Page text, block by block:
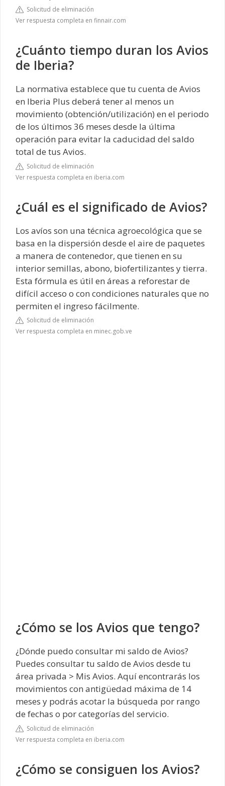
Solicitud de eliminación
Ver respuesta completa en finnair.com
¿Cuánto tiempo duran los Avios
de Iberia?
La normativa establece que tu cuenta de Avios
en Iberia Plus deberá tener al menos un
movimiento (obtención/utilización) en el periodo
de los últimos 36 meses desde la última
operación para evitar la caducidad del saldo
total de tus Avios.
Solicitud de eliminación
Ver respuesta completa en iberia.com
¿Cuál es el significado de Avios?
Los avíos son una técnica agroecológica que se
basa en la dispersión desde el aire de paquetes
a manera de contenedor, que tienen en su
interior semillas, abono, biofertilizantes y tierra.
Esta fórmula es útil en áreas a reforestar de
difícil acceso o con condiciones naturales que no
permiten el ingreso fácilmente.
Solicitud de eliminación
Ver respuesta completa en minec.gob.ve
¿Cómo se los Avios que tengo?
¿Dónde puedo consultar mi saldo de Avios?
Puedes consultar tu saldo de Avios desde tu
área privada > Mis Avios. Aquí encontrarás los
movimientos con antigüedad máxima de 14
meses y podrás acotar la búsqueda por rango
de fechas o por categorías del servicio.
Solicitud de eliminación
Ver respuesta completa en iberia.com
¿Cómo se consiguen los Avios?